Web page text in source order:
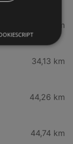
11,45 km
34,13 km
44,26 km
44,74 km